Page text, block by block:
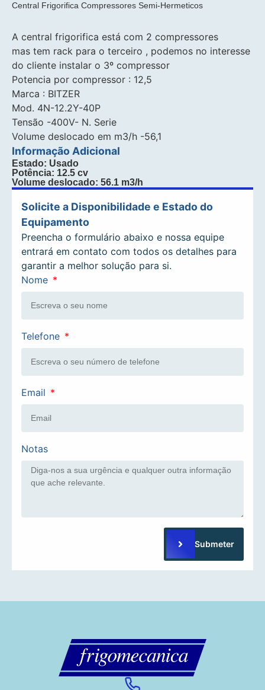
Central Frigorifica Compressores Semi-Hermeticos
A central frigorifica está com 2 compressores
mas tem rack para o terceiro , podemos no interesse
do cliente instalar o 3º compressor
Potencia por compressor : 12,5
Marca : BITZER
Mod. 4N-12.2Y-40P
Tensão -400V- N. Serie
Volume deslocado em m3/h -56,1
Informação Adicional
Estado: Usado
Potência: 12.5 cv
Volume deslocado: 56.1 m3/h
Nome
Telefone
Email
Notas
Submeter
Solicite a Disponibilidade e Estado do
Equipamento
Preencha o formulário abaixo e nossa equipe
entrará em contato com todos os detalhes para
garantir a melhor solução para si.